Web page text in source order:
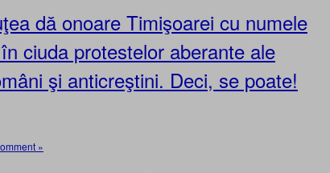
dă onoare Timişoarei cu numele
ciuda protestelor aberante ale
şi anticreştini. Deci, se poate!
»